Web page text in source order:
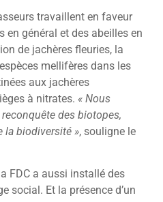
travaillent en faveur
en général et des abeilles en
de jachères fleuries, la
mellifères dans les
aux jachères
à nitrates. « Nous
des biotopes,
la biodiversité », souligne le
FDC a aussi installé des
social. Et la présence d’un